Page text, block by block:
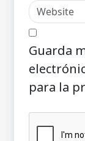
Guarda
para la